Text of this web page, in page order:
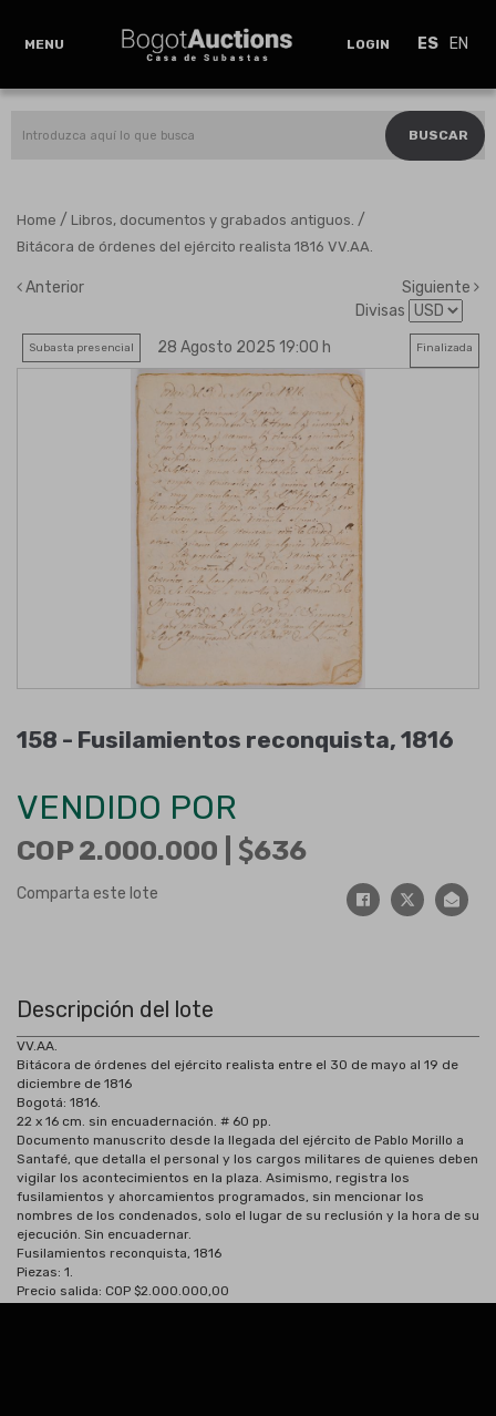
MENU LOGIN ES EN
BUSCAR
Home / Libros, documentos y grabados antiguos. /
Bitácora de órdenes del ejército realista 1816 VV.AA.
Anterior
Siguiente
Divisas
Subasta presencial 28 Agosto 2025 19:00 h Finalizada
158 - Fusilamientos reconquista, 1816
VENDIDO POR
COP 2.000.000 | 636
Comparta este lote
Descripción del lote
VV.AA.
Bitácora de órdenes del ejército realista entre el 30 de mayo al 19 de
diciembre de 1816
Bogotá: 1816.
22 x 16 cm. sin encuadernación. # 60 pp.
Documento manuscrito desde la llegada del ejército de Pablo Morillo a
Santafé, que detalla el personal y los cargos militares de quienes deben
vigilar los acontecimientos en la plaza. Asimismo, registra los
fusilamientos y ahorcamientos programados, sin mencionar los
nombres de los condenados, solo el lugar de su reclusión y la hora de su
ejecución. Sin encuadernar.
Fusilamientos reconquista, 1816
Piezas: 1.
Precio salida: COP $2.000.000,00